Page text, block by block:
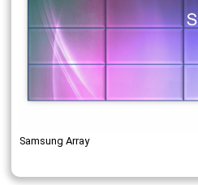
Samsung Array